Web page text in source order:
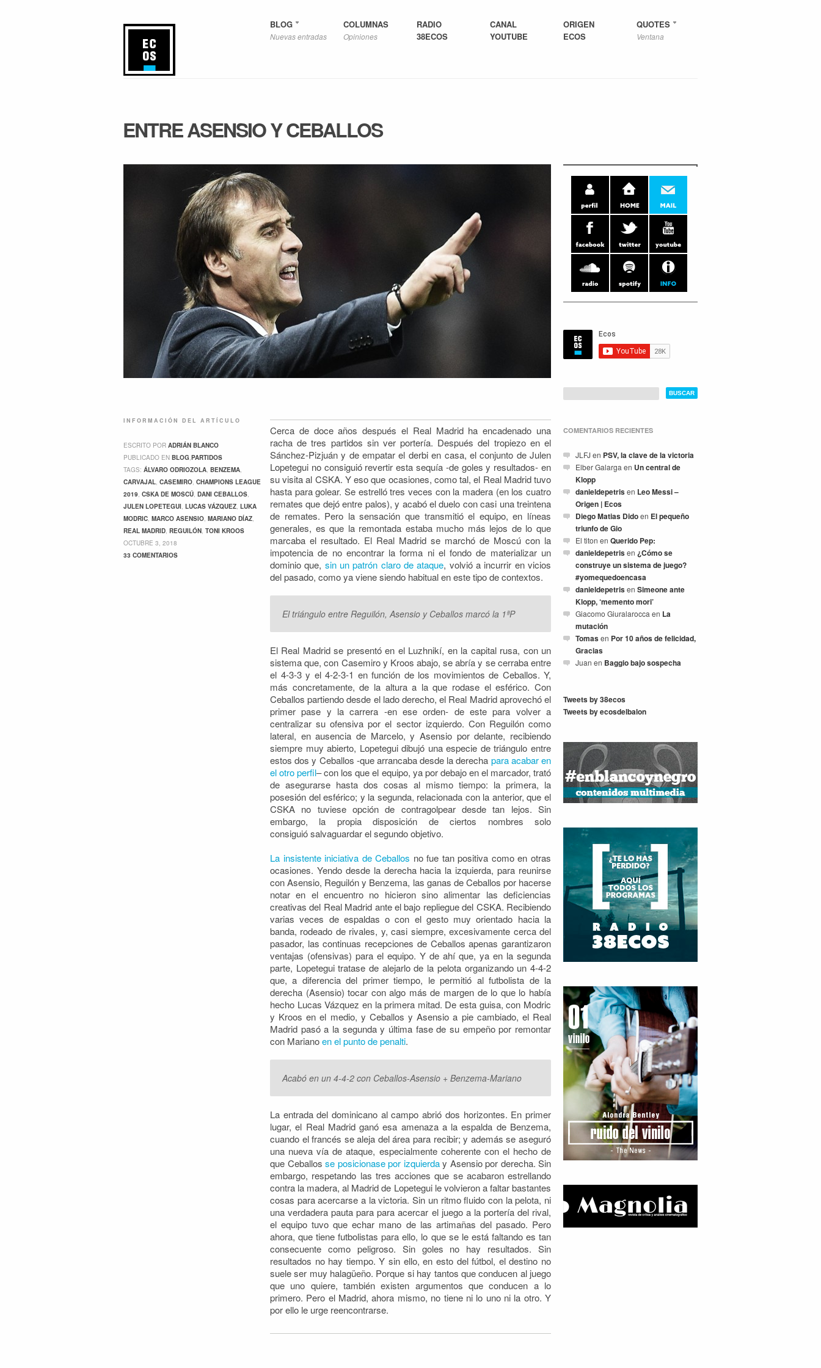
BLOG
Nuevas entradas
COLUMNAS
Opiniones
RADIO
38ECOS
CANAL
YOUTUBE
ORIGEN
ECOS
QUOTES
Ventana
ENTRE ASENSIO Y CEBALLOS
Cerca de doce años después el Real Madrid ha encadenado una
racha de tres partidos sin ver portería. Después del tropiezo en el
Sánchez-Pizjuán y de empatar el derbi en casa, el conjunto de Julen
Lopetegui no consiguió revertir esta sequía -de goles y resultados- en
su visita al CSKA. Y eso que ocasiones, como tal, el Real Madrid tuvo
hasta para golear. Se estrelló tres veces con la madera (en los cuatro
remates que dejó entre palos), y acabó el duelo con casi una treintena
de remates. Pero la sensación que transmitió el equipo, en líneas
generales, es que la remontada estaba mucho más lejos de lo que
marcaba el resultado. El Real Madrid se marchó de Moscú con la
impotencia de no encontrar la forma ni el fondo de materializar un
dominio que, sin un patrón claro de ataque, volvió a incurrir en vicios
del pasado, como ya viene siendo habitual en este tipo de contextos.
El triángulo entre Reguilón, Asensio y Ceballos marcó la 1ªP
El Real Madrid se presentó en el Luzhnikí, en la capital rusa, con un
sistema que, con Casemiro y Kroos abajo, se abría y se cerraba entre
el 4-3-3 y el 4-2-3-1 en función de los movimientos de Ceballos. Y,
más concretamente, de la altura a la que rodase el esférico. Con
Ceballos partiendo desde el lado derecho, el Real Madrid aprovechó el
primer pase y la carrera -en ese orden- de este para volver a
centralizar su ofensiva por el sector izquierdo. Con Reguilón como
lateral, en ausencia de Marcelo, y Asensio por delante, recibiendo
siempre muy abierto, Lopetegui dibujó una especie de triángulo entre
estos dos y Ceballos -que arrancaba desde la derecha para acabar en
el otro perfil– con los que el equipo, ya por debajo en el marcador, trató
de asegurarse hasta dos cosas al mismo tiempo: la primera, la
posesión del esférico; y la segunda, relacionada con la anterior, que el
CSKA no tuviese opción de contragolpear desde tan lejos. Sin
embargo, la propia disposición de ciertos nombres solo
consiguió salvaguardar el segundo objetivo.
La insistente iniciativa de Ceballos no fue tan positiva como en otras
ocasiones. Yendo desde la derecha hacia la izquierda, para reunirse
con Asensio, Reguilón y Benzema, las ganas de Ceballos por hacerse
notar en el encuentro no hicieron sino alimentar las deficiencias
creativas del Real Madrid ante el bajo repliegue del CSKA. Recibiendo
varias veces de espaldas o con el gesto muy orientado hacia la
banda, rodeado de rivales, y, casi siempre, excesivamente cerca del
pasador, las continuas recepciones de Ceballos apenas garantizaron
ventajas (ofensivas) para el equipo. Y de ahí que, ya en la segunda
parte, Lopetegui tratase de alejarlo de la pelota organizando un 4-4-2
que, a diferencia del primer tiempo, le permitió al futbolista de la
derecha (Asensio) tocar con algo más de margen de lo que lo había
hecho Lucas Vázquez en la primera mitad. De esta guisa, con Modric
y Kroos en el medio, y Ceballos y Asensio a pie cambiado, el Real
Madrid pasó a la segunda y última fase de su empeño por remontar
con Marianoen el punto de penalti.
Acabó en un 4-4-2 con Ceballos-Asensio + Benzema-Mariano
La entrada del dominicano al campo abrió dos horizontes. En primer
lugar, el Real Madrid ganó esa amenaza a la espalda de Benzema,
cuando el francés se aleja del área para recibir; y además se aseguró
una nueva vía de ataque, especialmente coherente con el hecho de
que Ceballos se posicionase por izquierday Asensio por derecha. Sin
embargo, respetando las tres acciones que se acabaron estrellando
contra la madera, al Madrid de Lopetegui le volvieron a faltar bastantes
cosas para acercarse a la victoria. Sin un ritmo fluido con la pelota, ni
una verdadera pauta para para acercar el juego a la portería del rival,
el equipo tuvo que echar mano de las artimañas del pasado. Pero
ahora, que tiene futbolistas para ello, lo que se le está faltando es tan
consecuente como peligroso. Sin goles no hay resultados. Sin
resultados no hay tiempo. Y sin ello, en esto del fútbol, el destino no
suele ser muy halagüeño. Porque si hay tantos que conducen al juego
que uno quiere, también existen argumentos que conducen a lo
primero. Pero el Madrid, ahora mismo, no tiene ni lo uno ni la otro. Y
por ello le urge reencontrarse.
INFORMACIÓN DEL ARTÍCULO
ESCRITO POR ADRIÁN BLANCO
PUBLICADO EN BLOG,PARTIDOS
TAGS: ÁLVARO ODRIOZOLA, BENZEMA,
CARVAJAL, CASEMIRO, CHAMPIONS LEAGUE
2019, CSKA DE MOSCÚ, DANI CEBALLOS,
JULEN LOPETEGUI, LUCAS VÁZQUEZ, LUKA
MODRIC, MARCO ASENSIO, MARIANO DÍAZ,
REAL MADRID, REGUILÓN, TONI KROOS
OCTUBRE 3, 2018
33 COMENTARIOS
COMENTARIOS RECIENTES
JLFJ en PSV, la clave de la victoria
Elber Galarga en Un central de
Klopp
danieldepetrisen Leo Messi –
Origen | Ecos
Diego Matias Didoen El pequeño
triunfo de Gio
El titon en Querido Pep:
danieldepetrisen ¿Cómo se
construye un sistema de juego?
#yomequedoencasa
danieldepetrisen Simeone ante
Klopp, ‘memento mori’
Giacomo Giuralarocca en La
mutación
Tomasen Por 10 años de felicidad,
Gracias
Juan en Baggio bajo sospecha
Tweets by 38ecos
Tweets by ecosdelbalon